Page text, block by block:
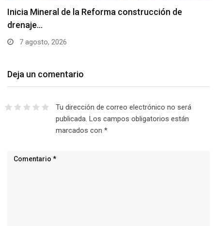
Inicia Mineral de la Reforma construcción de
drenaje…
7 agosto, 2026
Deja un comentario
Tu dirección de correo electrónico no será
publicada. Los campos obligatorios están
marcados con *